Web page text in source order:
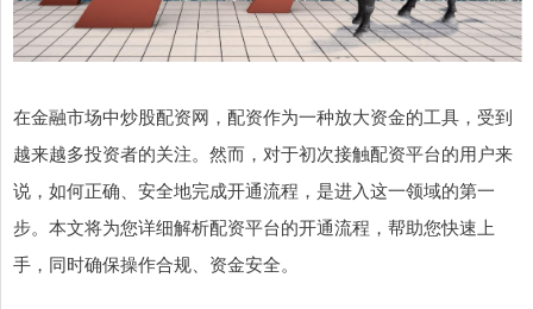
在金融市场中炒股配资网，配资作为一种放大资金的工具，受到
越来越多投资者的关注。然而，对于初次接触配资平台的用户来
说，如何正确、安全地完成开通流程，是进入这一领域的第一
步。本文将为您详细解析配资平台的开通流程，帮助您快速上
手，同时确保操作合规、资金安全。